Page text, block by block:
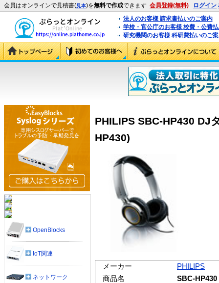
会員はオンラインで見積書(見本)を無料で作成できます 会員登録(無料) ログイン
法人のお客様 請求書払いのご案内
学校・官公庁のお客様 校費・公費
研究機関のお客様 科研費払いのご
PHILIPS SBC-HP430 DJ
HP430)
メーカー
PHILIPS
商品名
SBC-
OpenBlocks
IoT関連
ネットワーク